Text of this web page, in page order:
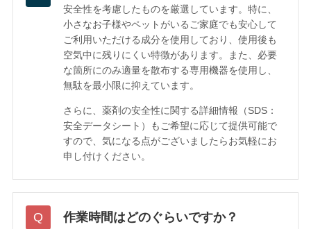
安全性を考慮したものを厳選しています。特に、
小さなお子様やペットがいるご家庭でも安心して
ご利用いただける成分を使用しており、使用後も
空気中に残りにくい特徴があります。また、必要
な箇所にのみ適量を散布する専用機器を使用し、
無駄を最小限に抑えています。
さらに、薬剤の安全性に関する詳細情報（SDS：
安全データシート）もご希望に応じて提供可能で
すので、気になる点がございましたらお気軽にお
申し付けください。
作業時間はどのぐらいですか？